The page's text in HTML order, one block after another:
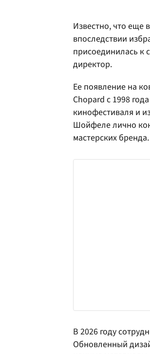
Известно, что еще
впоследствии
присоединилась к
директор.
Ее появление на
Chopard с 1998
кинофестиваля и
Шойфеле лично
мастерских бренда.
В 2026 году
Обновленный